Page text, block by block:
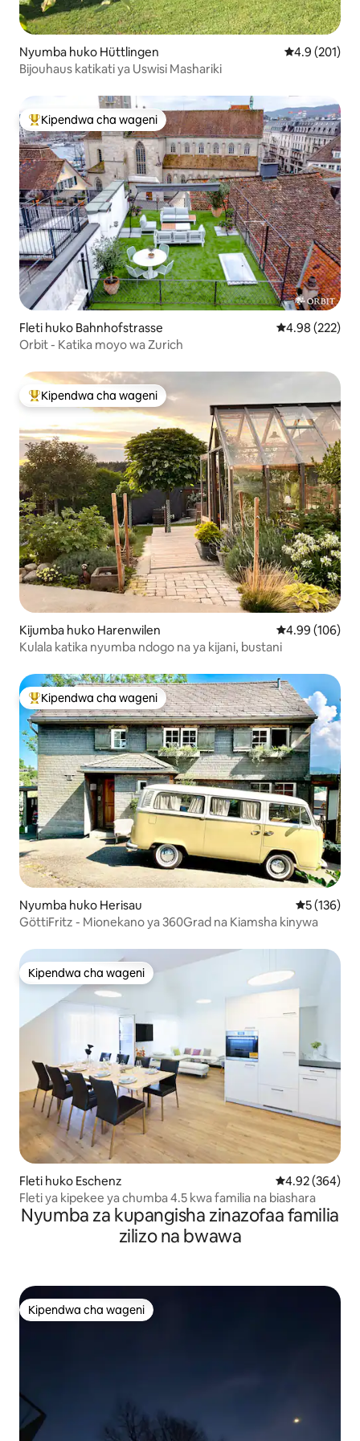
Nyumba huko Hüttlingen Ukadiriaji wa
4.9 (201)
Bijouhaus katikati ya Uswisi Mashariki
Kipendwa maarufu cha wageni
Kipendwa cha wageni
Fleti huko Bahnhofstrasse Ukadiriaji wa
4.98 (222)
Orbit - Katika moyo wa Zurich
Kipendwa maarufu cha wageni
Kipendwa cha wageni
Kijumba huko Harenwilen Ukadiriaji wa
4.99 (106)
Kulala katika nyumba ndogo na ya kijani, bustani
Kipendwa maarufu cha wageni
Kipendwa cha wageni
Nyumba huko Herisau Ukadiriaji
5 (136)
GöttiFritz - Mionekano ya 360Grad na Kiamsha kinywa
Kipendwa cha wageni
Kipendwa cha wageni
Fleti huko Eschenz Ukadiriaji wa
4.92 (364)
Fleti ya kipekee ya chumba 4.5 kwa familia na biashara
Nyumba za kupangisha zinazofaa familia
zilizo na bwawa
Kipendwa cha wageni
Kipendwa cha wageni